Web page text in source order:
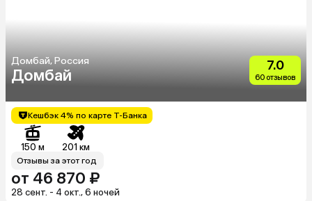
Домбай, Россия
Домбай
7.0
60 отзывов
Кешбэк 4% по карте Т-Банка
150 м 201 км
Отзывы за этот год
от 46 870 ₽
28 сент. - 4 окт., 6 ночей